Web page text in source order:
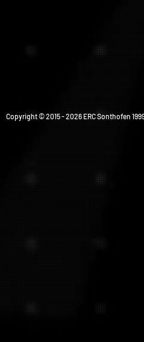
Copyright © 2015 - 2026 ERC Sonthofen